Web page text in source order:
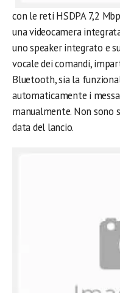
con le reti HSDPA 7,2
una videocamera
uno speaker integrato e
vocale dei comandi,
Bluetooth, sia la
automaticamente i
manualmente. Non sono
data del lancio.